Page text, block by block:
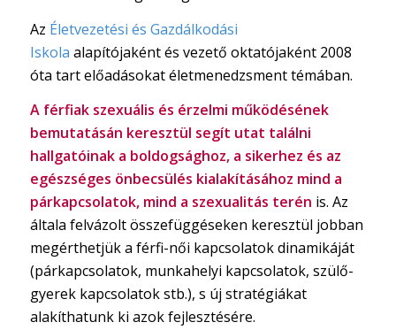
Az Életvezetési és Gazdálkodási
Iskola alapítójaként és vezető oktatójaként 2008
óta tart előadásokat életmenedzsment témában.
A férfiak szexuális és érzelmi működésének
bemutatásán keresztül segít utat találni
hallgatóinak a boldogsághoz, a sikerhez és az
egészséges önbecsülés kialakításához mind a
párkapcsolatok, mind a szexualitás terén is. Az
általa felvázolt összefüggéseken keresztül jobban
megérthetjük a férfi-női kapcsolatok dinamikáját
(párkapcsolatok, munkahelyi kapcsolatok, szülő-
gyerek kapcsolatok stb.), s új stratégiákat
alakíthatunk ki azok fejlesztésére.